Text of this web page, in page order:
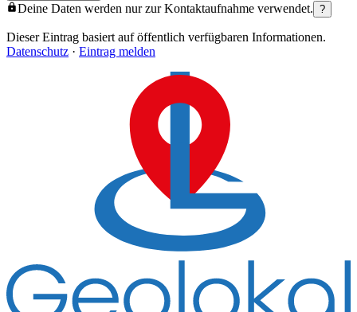
Deine Daten werden nur zur Kontaktaufnahme verwendet. ?
Dieser Eintrag basiert auf öffentlich verfügbaren Informationen.
Datenschutz · Eintrag melden